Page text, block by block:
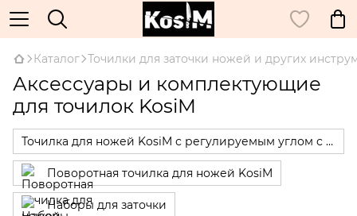
Каталог Точилки для заточки ножей и других
Аксессуары и комплектующие
для точилок KosiM
Точилка для ножей KosiM с регулируемым углом с магнитами
Поворотная точилка для ножей KosiM
Наборы для заточки